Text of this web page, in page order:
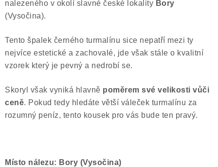
nalezeného v okolí slavné české lokality Bory
(Vysočina).
Tento špalek černého turmalínu sice nepatří mezi ty
nejvíce estetické a zachovalé, jde však stále o kvalitní
vzorek který je pevný a nedrobí se.
Skoryl však vyniká hlavně poměrem své velikosti vůči
ceně. Pokud tedy hledáte větší váleček turmalínu za
rozumný peníz, tento kousek pro vás bude ten pravý.
Místo nálezu: Bory (Vysočina)